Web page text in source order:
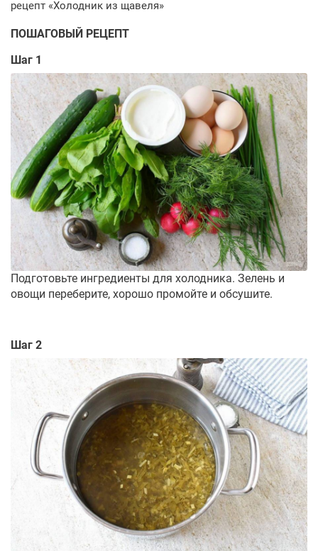
ПОШАГОВЫЙ РЕЦЕПТ
Шаг 1
Подготовьте ингредиенты для холодника. Зелень и
овощи переберите, хорошо промойте и обсушите.
Шаг 2